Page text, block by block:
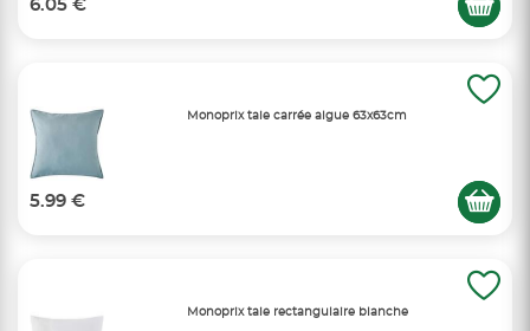
6.05 €
Monoprix taie carrée algue 63x63cm
5.99 €
Monoprix taie rectangulaire blanche